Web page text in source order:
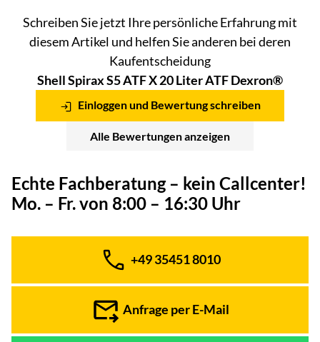
Schreiben Sie jetzt Ihre persönliche Erfahrung mit
diesem Artikel und helfen Sie anderen bei deren
Kaufentscheidung
Shell Spirax S5 ATF X 20 Liter ATF Dexron®
Einloggen und Bewertung schreiben
Alle Bewertungen anzeigen
Echte Fachberatung – kein Callcenter!
Mo. – Fr. von 8:00 – 16:30 Uhr
Telefon:
+49 35451 8010
Anfrage per E-Mail